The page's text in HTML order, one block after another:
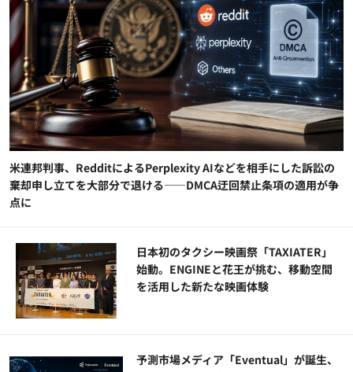
米連邦判事、RedditによるPerplexity AIなどを相手にした訴訟の
棄却申し立てを大部分で退ける——DMCA迂回禁止条項の適用が争
点に
日本初のタクシー映画祭「TAXIATER」
始動。ENGINEと花王が挑む、移動空間
を活用した新たな映画体験
予測市場メディア「Eventual」が誕生、